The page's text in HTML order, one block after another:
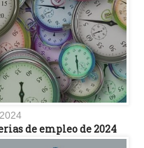
de empleo de 2024